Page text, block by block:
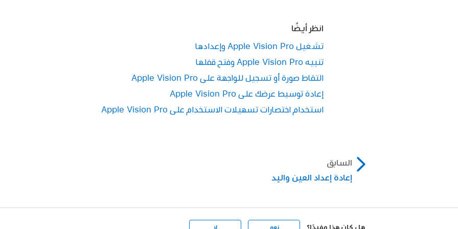
انظر أيضًا
تشغيل Apple Vision Pro وإعدادها
تنبيه Apple Vision Pro وفتح قفلها
التقاط صورة أو تسجيل للواجهة على Apple Vision Pro
إعادة توسيط عرضك على Apple Vision Pro
استخدام اختصارات تسهيلات الاستخدام على Apple Vision Pro
السابق
إعادة إعداد العين واليد
هل كان هذا مفيدًا؟ نعم لا